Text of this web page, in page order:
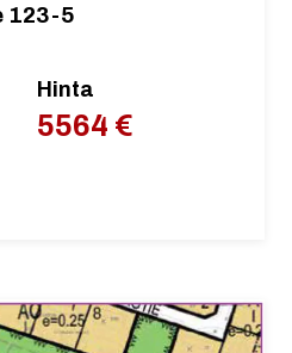
123-5
Hinta
5564 €